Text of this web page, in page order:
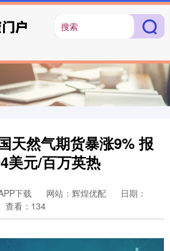
天然气期货暴涨9% 报
美元/百万英热
下载 网站：辉煌优配
日期：
查看：134